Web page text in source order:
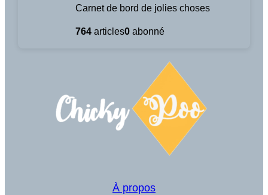
Carnet de bord de jolies choses
764 articles0 abonné
À propos